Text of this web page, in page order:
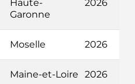
Haute-
Garonne
2026
Moselle 2026
Maine-et-Loire 2026